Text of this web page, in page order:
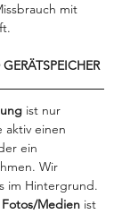
mit
ist nur
aktiv einen
ein
Wir
im Hintergrund.
Medien ist